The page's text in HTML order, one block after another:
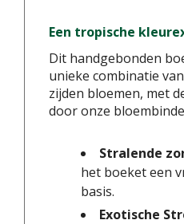
Een tropische
Dit handgebonden
unieke combinatie
zijden bloemen, met
door onze
Stralende
het boeket een
basis.
Exotische